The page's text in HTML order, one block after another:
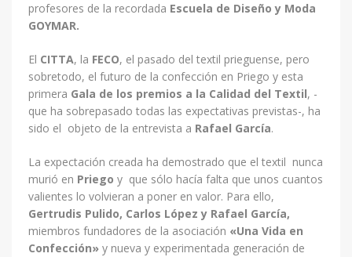
profesores de la recordada Escuela de Diseño y Moda
GOYMAR.
El CITTA, la FECO, el pasado del textil prieguense, pero
sobretodo, el futuro de la confección en Priego y esta
primera Gala de los premios a la Calidad del Textil, -
que ha sobrepasado todas las expectativas previstas-, ha
sido el objeto de la entrevista a Rafael García.
La expectación creada ha demostrado que el textil nunca
murió en Priego y que sólo hacía falta que unos cuantos
valientes lo volvieran a poner en valor. Para ello,
Gertrudis Pulido, Carlos López y Rafael García,
miembros fundadores de la asociación «Una Vida en
Confección»y nueva y experimentada generación de